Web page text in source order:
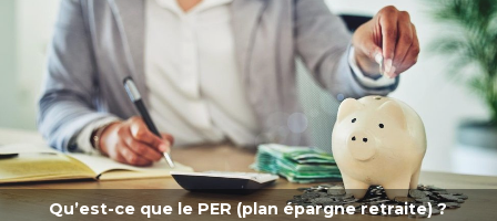
Qu’est-ce que le PER (plan épargne retraite) ?